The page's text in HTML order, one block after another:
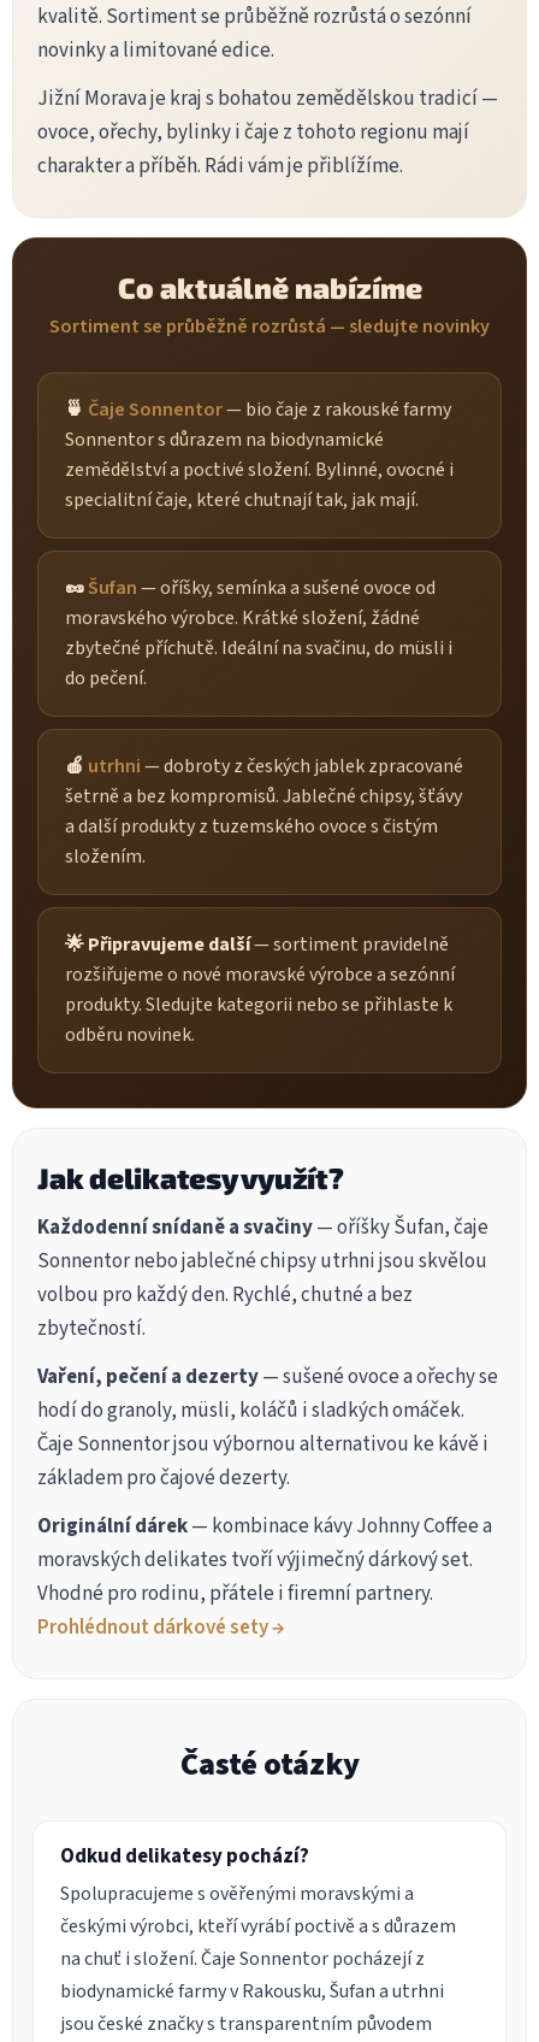
kvalitě. Sortiment se průběžně rozrůstá o sezónní
novinky a limitované edice.
Jižní Morava je kraj s bohatou zemědělskou tradicí —
ovoce, ořechy, bylinky i čaje z tohoto regionu mají
charakter a příběh. Rádi vám je přiblížíme.
Co aktuálně nabízíme
Sortiment se průběžně rozrůstá — sledujte novinky
🍵 Čaje Sonnentor— bio čaje z rakouské farmy
Sonnentor s důrazem na biodynamické
zemědělství a poctivé složení. Bylinné, ovocné i
specialitní čaje, které chutnají tak, jak mají.
🥜Šufan— oříšky, semínka a sušené ovoce od
moravského výrobce. Krátké složení, žádné
zbytečné příchutě. Ideální na svačinu, do müsli i
do pečení.
🍎 utrhni— dobroty z českých jablek zpracované
šetrně a bez kompromisů. Jablečné chipsy, šťávy
a další produkty z tuzemského ovoce s čistým
složením.
🌟 Připravujeme další— sortiment pravidelně
rozšiřujeme o nové moravské výrobce a sezónní
produkty. Sledujte kategorii nebo se přihlaste k
odběru novinek.
Jak delikatesy využít?
Každodenní snídaně a svačiny— oříšky Šufan, čaje
Sonnentor nebo jablečné chipsy utrhni jsou skvělou
volbou pro každý den. Rychlé, chutné a bez
zbytečností.
Vaření, pečení a dezerty— sušené ovoce a ořechy se
hodí do granoly, müsli, koláčů i sladkých omáček.
Čaje Sonnentor jsou výbornou alternativou ke kávě i
základem pro čajové dezerty.
Originální dárek— kombinace kávy Johnny Coffee a
moravských delikates tvoří výjimečný dárkový set.
Vhodné pro rodinu, přátele i firemní partnery.
Prohlédnout dárkové sety →
Časté otázky
Odkud delikatesy pochází?
Spolupracujeme s ověřenými moravskými a
českými výrobci, kteří vyrábí poctivě a s důrazem
na chuť i složení. Čaje Sonnentor pocházejí z
biodynamické farmy v Rakousku, Šufan a utrhni
jsou české značky s transparentním původem